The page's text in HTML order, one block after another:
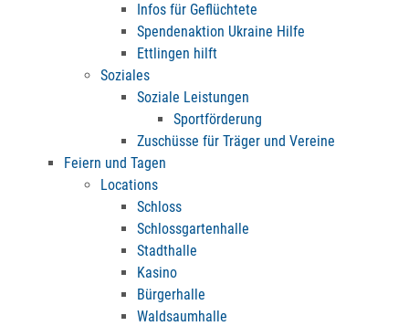
Infos für Geflüchtete
Spendenaktion Ukraine Hilfe
Ettlingen hilft
Soziales
Soziale Leistungen
Sportförderung
Zuschüsse für Träger und Vereine
Feiern und Tagen
Locations
Schloss
Schlossgartenhalle
Stadthalle
Kasino
Bürgerhalle
Waldsaumhalle